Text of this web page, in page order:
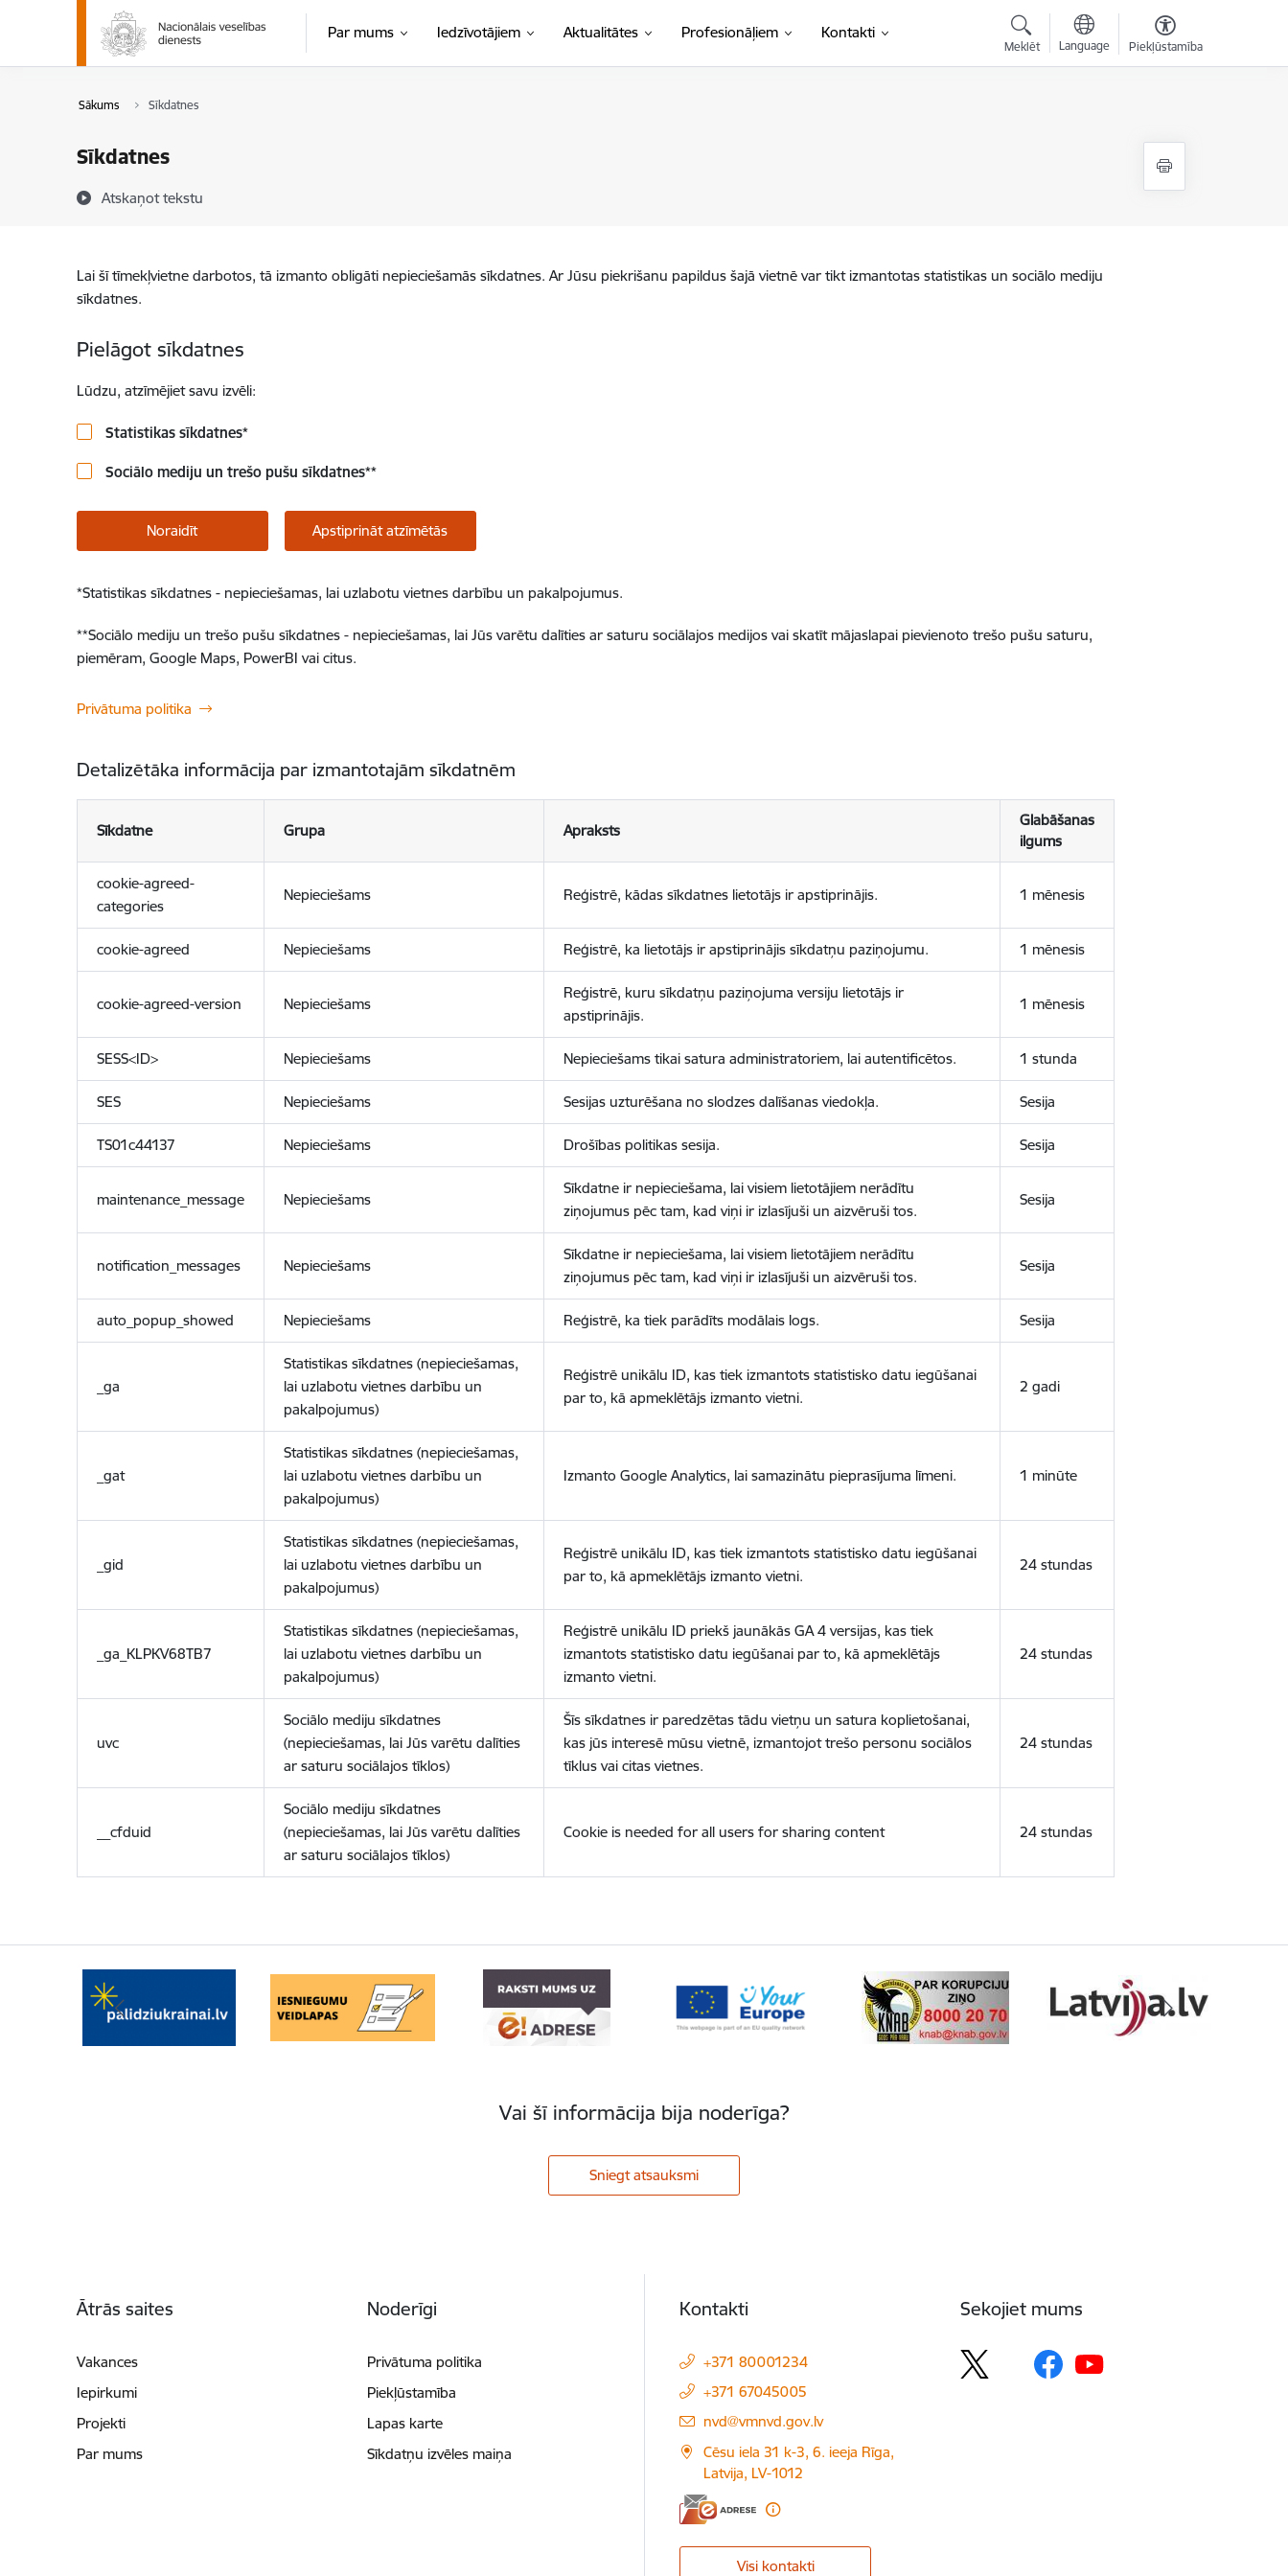
Pāriet uz lapas saturu
Par mums Iedzīvotājiem Aktualitātes Profesionāļiem Kontakti
Meklēt Language Piekļūstamība
Sākums Sīkdatnes
Sīkdatnes
Atskaņot tekstu
Lai šī tīmekļvietne darbotos, tā izmanto obligāti nepieciešamās sīkdatnes. Ar Jūsu piekrišanu papildus šajā vietnē var tikt izmantotas statistikas un sociālo mediju
sīkdatnes.
Pielāgot sīkdatnes
Lūdzu, atzīmējiet savu izvēli:
Statistikas sīkdatnes*
Sociālo mediju un trešo pušu sīkdatnes**
Noraidīt Apstiprināt atzīmētās
*Statistikas sīkdatnes - nepieciešamas, lai uzlabotu vietnes darbību un pakalpojumus.
**Sociālo mediju un trešo pušu sīkdatnes - nepieciešamas, lai Jūs varētu dalīties ar saturu sociālajos medijos vai skatīt mājaslapai pievienoto trešo pušu saturu,
piemēram, Google Maps, PowerBI vai citus.
Privātuma politika
Detalizētāka informācija par izmantotajām sīkdatnēm
Sīkdatne Grupa Apraksts
Glabāšanas
ilgums
cookie-agreed-
categories
Nepieciešams Reģistrē, kādas sīkdatnes lietotājs ir apstiprinājis. 1 mēnesis
cookie-agreed Nepieciešams Reģistrē, ka lietotājs ir apstiprinājis sīkdatņu paziņojumu. 1 mēnesis
cookie-agreed-version Nepieciešams
Reģistrē, kuru sīkdatņu paziņojuma versiju lietotājs ir
apstiprinājis.
1 mēnesis
SESS<ID> Nepieciešams Nepieciešams tikai satura administratoriem, lai autentificētos. 1 stunda
SES Nepieciešams Sesijas uzturēšana no slodzes dalīšanas viedokļa. Sesija
TS01c44137 Nepieciešams Drošības politikas sesija. Sesija
maintenance_message Nepieciešams
Sīkdatne ir nepieciešama, lai visiem lietotājiem nerādītu
ziņojumus pēc tam, kad viņi ir izlasījuši un aizvēruši tos.
Sesija
notification_messages Nepieciešams
Sīkdatne ir nepieciešama, lai visiem lietotājiem nerādītu
ziņojumus pēc tam, kad viņi ir izlasījuši un aizvēruši tos.
Sesija
auto_popup_showed Nepieciešams Reģistrē, ka tiek parādīts modālais logs. Sesija
_ga
Statistikas sīkdatnes (nepieciešamas,
lai uzlabotu vietnes darbību un
pakalpojumus)
Reģistrē unikālu ID, kas tiek izmantots statistisko datu iegūšanai
par to, kā apmeklētājs izmanto vietni.
2 gadi
_gat
Statistikas sīkdatnes (nepieciešamas,
lai uzlabotu vietnes darbību un
pakalpojumus)
Izmanto Google Analytics, lai samazinātu pieprasījuma līmeni. 1 minūte
_gid
Statistikas sīkdatnes (nepieciešamas,
lai uzlabotu vietnes darbību un
pakalpojumus)
Reģistrē unikālu ID, kas tiek izmantots statistisko datu iegūšanai
par to, kā apmeklētājs izmanto vietni.
24 stundas
_ga_KLPKV68TB7
Statistikas sīkdatnes (nepieciešamas,
lai uzlabotu vietnes darbību un
pakalpojumus)
Reģistrē unikālu ID priekš jaunākās GA 4 versijas, kas tiek
izmantots statistisko datu iegūšanai par to, kā apmeklētājs
izmanto vietni.
24 stundas
uvc
Sociālo mediju sīkdatnes
(nepieciešamas, lai Jūs varētu dalīties
ar saturu sociālajos tīklos)
Šīs sīkdatnes ir paredzētas tādu vietņu un satura koplietošanai,
kas jūs interesē mūsu vietnē, izmantojot trešo personu sociālos
tīklus vai citas vietnes.
24 stundas
__cfduid
Sociālo mediju sīkdatnes
(nepieciešamas, lai Jūs varētu dalīties
ar saturu sociālajos tīklos)
Cookie is needed for all users for sharing content 24 stundas
Vai šī informācija bija noderīga?
Sniegt atsauksmi
Ātrās saites
Vakances
Iepirkumi
Projekti
Par mums
Noderīgi
Privātuma politika
Piekļūstamība
Lapas karte
Sīkdatņu izvēles maiņa
Kontakti
+371 80001234
+371 67045005
E-pasts:
nvd@vmnvd.gov.lv
Cēsu iela 31 k-3, 6. ieeja Rīga,
Latvija, LV-1012
Visi kontakti
Sekojiet mums